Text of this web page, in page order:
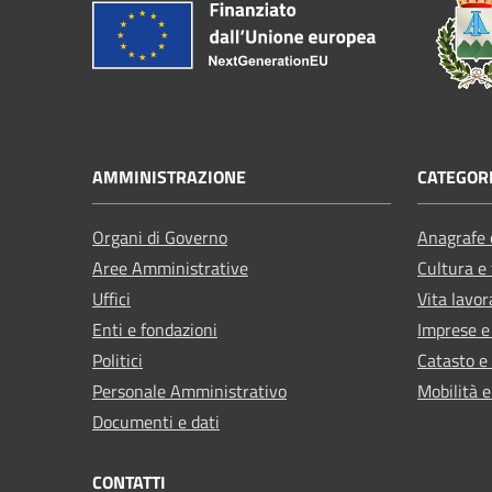
AMMINISTRAZIONE
Organi di Governo
Aree Amministrative
Uffici
Enti e fondazioni
Politici
Personale Amministrativo
Documenti e dati
Cultura
Vita
Imprese
Catasto
Mobilità
CONTATTI